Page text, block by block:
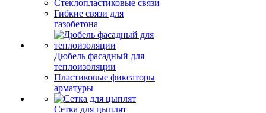
Стеклопластиковые связи
Гибкие связи для
газобетона
Дюбель фасадный для
теплоизоляции
Пластиковые фиксаторы
арматуры
Сетка для цыплят